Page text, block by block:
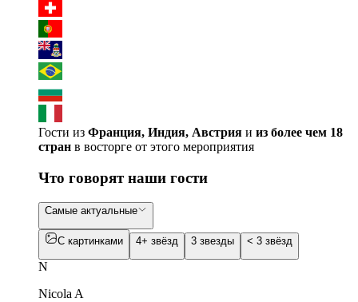
Гости из Франция, Индия, Австрия и из более чем 18
стран в восторге от этого мероприятия
Что говорят наши гости
Самые актуальные
С картинками 4+ звёзд 3 звезды < 3 звёзд
N
Nicola A